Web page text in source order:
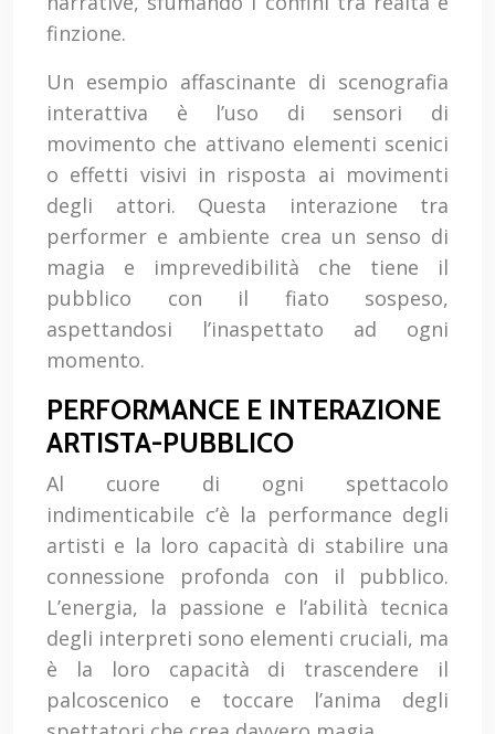
finzione.
Un esempio affascinante di scenografia
interattiva è l’uso di sensori di
movimento che attivano elementi scenici
o effetti visivi in risposta ai movimenti
degli attori. Questa interazione tra
performer e ambiente crea un senso di
magia e imprevedibilità che tiene il
pubblico con il fiato sospeso,
aspettandosi l’inaspettato ad ogni
momento.
PERFORMANCE E INTERAZIONE
ARTISTA-PUBBLICO
Al cuore di ogni spettacolo
indimenticabile c’è la performance degli
artisti e la loro capacità di stabilire una
connessione profonda con il pubblico.
L’energia, la passione e l’abilità tecnica
degli interpreti sono elementi cruciali, ma
è la loro capacità di trascendere il
palcoscenico e toccare l’anima degli